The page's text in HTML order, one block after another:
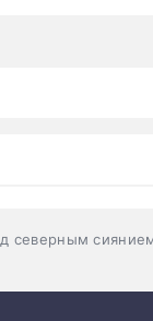
северным